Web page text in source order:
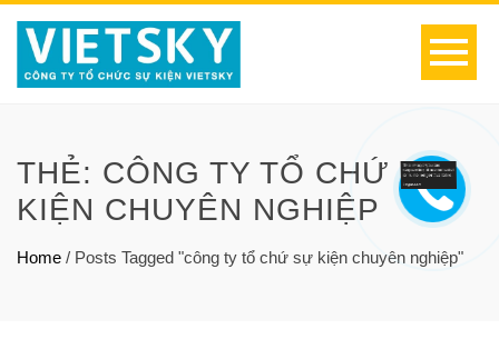
THẺ: CÔNG TY TỔ CHỨ SỰ
KIỆN CHUYÊN NGHIỆP
Home / Posts Tagged "công ty tổ chứ sự kiện chuyên nghiệp"